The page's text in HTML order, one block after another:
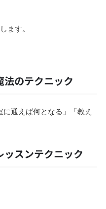
ます。
のテクニック
通えば何となる」「教え
スンテクニック